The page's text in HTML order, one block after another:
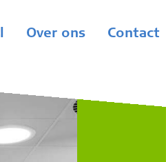
Over ons Contact